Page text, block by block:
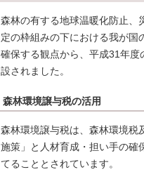
森林の有する地球温暖化防止、
定の枠組みの下における我が国
確保する観点から、平成31年度
設されました。
森林環境譲与税の活用
森林環境譲与税は、森林環境税
施策」と人材育成・担い手の確
てることとされています。